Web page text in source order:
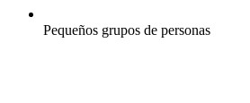
Pequeños grupos de personas